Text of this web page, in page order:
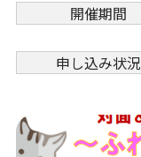
開催期間
申し込み状況